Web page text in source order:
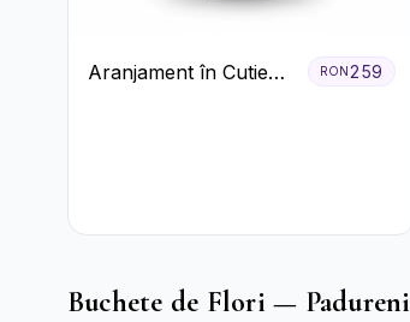
Aranjament în Cutie
RON259
Buchete de Flori — Padureni